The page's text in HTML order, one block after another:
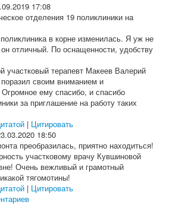
17:08
отделения 19 поликлиники на
в корне изменилась. Я уж не
отличный. По оснащенности, удобству
участковый терапевт Макеев Валерий
своим вниманием и
ему спасибо, и спасибо
за приглашение на работу таких
| Цитировать
18:50
преобразилась, приятно находиться!
участковому врачу Кувшиновой
Очень вежливый и грамотный
тягомотины!
| Цитировать